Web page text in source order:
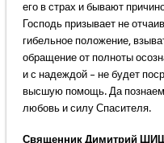
его в страх и бывают
Господь призывает не
гибельное положение,
обращение от полноты
и с надеждой – не будет
высшую помощь. Да
любовь и силу Спасителя.
Священник Димитрий